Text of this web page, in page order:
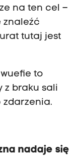
na ten cel –
znaleźć
tutaj jest
to
z braku sali
zdarzenia.
nadaje się